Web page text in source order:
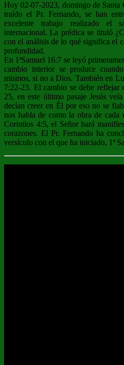
Hoy 02-07-2023, domingo de Santa
traído el Pr. Fernando, se han
excelente trabajo realizado el
internacional. La prédica se tituló
con el análisis de lo qué significa el
profundidad.
En 1ªSamuel 16:7 se leyó
cambio interior se produce
mismos, si no a Dios. También en
7:22-23. El cambio se debe reflejar
25, en este último pasaje Jesús
decían creer en Él por eso no se
nos habla de como la obra de cada
Corintios 4:5, el Señor hará
corazones. El Pr. Fernando ha
versículo con el que ha iniciado, 1ª